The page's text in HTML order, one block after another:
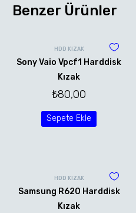
Benzer Ürünler
HDD KIZAK
Sony Vaio Vpcf1 Harddisk
Kızak
₺80,00
Sepete Ekle
HDD KIZAK
Samsung R620 Harddisk
Kızak